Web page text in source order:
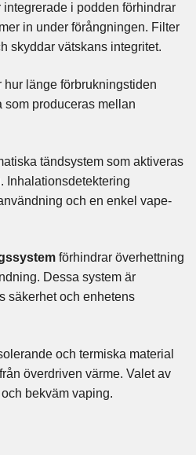
integrerade i podden förhindrar
in under förångningen. Filter
skyddar vätskans integritet.
hur länge förbrukningstiden
som produceras mellan
tändsystem som aktiveras
Inhalationsdetektering
och en enkel vape-
förhindrar överhettning
Dessa system är
säkerhet och enhetens
och termiska material
överdriven värme. Valet av
bekväm vaping.